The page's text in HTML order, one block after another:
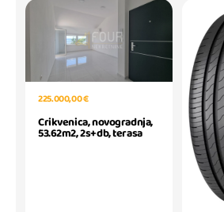
225.000,00 €
Crikvenica, novogradnja,
53.62m2, 2s+db, terasa